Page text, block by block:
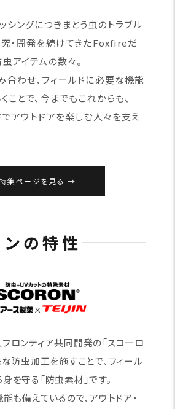
シングにつきまとう虫のトラブル
究・開発を続けてきたFoxfireだ
アイテムの数々。
わせ、フィールドに必要な機能
ことで、今までもこれからも、
アウトドアを楽しむ人々を支え
集ページを見る
の特性
ロンティア共同開発の「スコーロ
な防虫加工を施すことで、フィール
を守る「防虫素材」です。
も備えているので、アウトドア・